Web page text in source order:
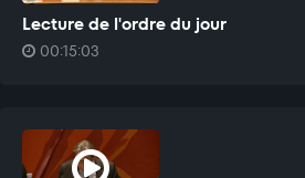
Lecture de l'ordre du jour
00:15:03